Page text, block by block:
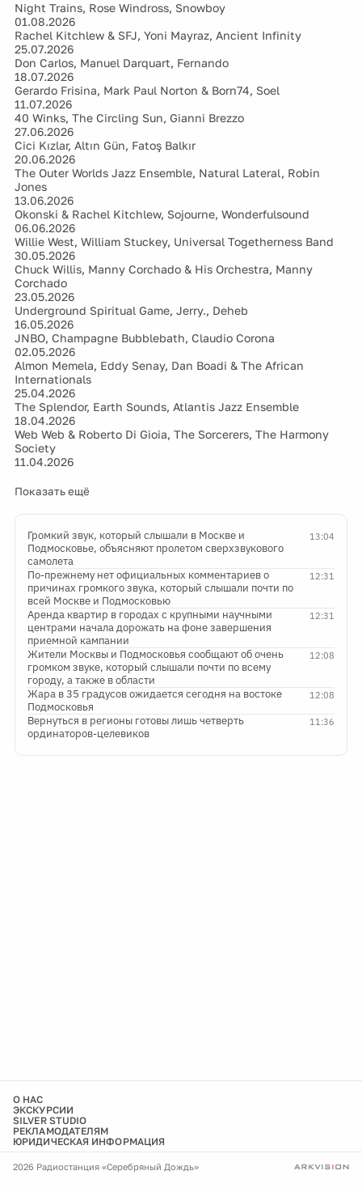
Night Trains, Rose Windross, Snowboy
01.08.2026
Rachel Kitchlew & SFJ, Yoni Mayraz, Ancient Infinity
25.07.2026
Don Carlos, Manuel Darquart, Fernando
18.07.2026
Gerardo Frisina, Mark Paul Norton & Born74, Soel
11.07.2026
40 Winks, The Circling Sun, Gianni Brezzo
27.06.2026
Cici Kızlar, Altın Gün, Fatoş Balkır
20.06.2026
The Outer Worlds Jazz Ensemble, Natural Lateral, Robin
Jones
13.06.2026
Okonski & Rachel Kitchlew, Sojourne, Wonderfulsound
06.06.2026
Willie West, William Stuckey, Universal Togetherness Band
30.05.2026
Chuck Willis, Manny Corchado & His Orchestra, Manny
Corchado
23.05.2026
Underground Spiritual Game, Jerry., Deheb
16.05.2026
JNBO, Champagne Bubblebath, Claudio Corona
02.05.2026
Almon Memela, Eddy Senay, Dan Boadi & The African
Internationals
25.04.2026
The Splendor, Earth Sounds, Atlantis Jazz Ensemble
18.04.2026
Web Web & Roberto Di Gioia, The Sorcerers, The Harmony
Society
11.04.2026
Показать ещё
13:04
Громкий звук, который слышали в Москве и
Подмосковье, объясняют пролетом сверхзвукового
самолета
12:31
По-прежнему нет официальных комментариев о
причинах громкого звука, который слышали почти по
всей Москве и Подмосковью
12:31
Аренда квартир в городах с крупными научными
центрами начала дорожать на фоне завершения
приемной кампании
12:08
Жители Москвы и Подмосковья сообщают об очень
громком звуке, который слышали почти по всему
городу, а также в области
12:08
Жара в 35 градусов ожидается сегодня на востоке
Подмосковья
11:36
Вернуться в регионы готовы лишь четверть
ординаторов-целевиков
О НАС
ЭКСКУРСИИ
SILVER STUDIO
РЕКЛАМОДАТЕЛЯМ
ЮРИДИЧЕСКАЯ ИНФОРМАЦИЯ
2026 Радиостанция «Серебряный Дождь»